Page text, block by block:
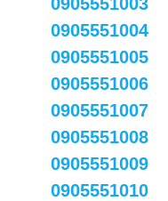
0905551004
0905551005
0905551006
0905551007
0905551008
0905551009
0905551010